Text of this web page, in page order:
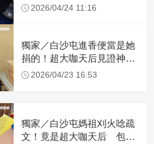
倍」 醫曝原因
2026/04/24 11:16
獨家／白沙屯進香便當是她
捐的！超大咖天后見證神
蹟 一靠近媽祖就爆哭
2026/04/23 16:53
獨家／白沙屯媽祖刈火唸疏
文！竟是超大咖天后 包尿